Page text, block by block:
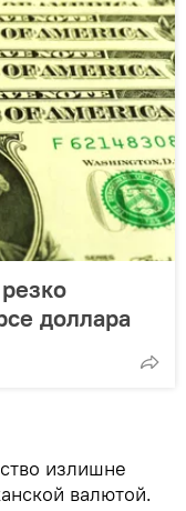
доллара
излишне
валютой.